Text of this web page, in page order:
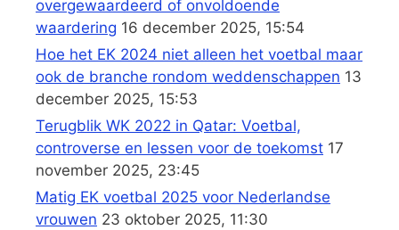
overgewaardeerd of onvoldoende
waardering 16 december 2025, 15:54
Hoe het EK 2024 niet alleen het voetbal maar
ook de branche rondom weddenschappen 13
december 2025, 15:53
Terugblik WK 2022 in Qatar: Voetbal,
controverse en lessen voor de toekomst 17
november 2025, 23:45
Matig EK voetbal 2025 voor Nederlandse
vrouwen 23 oktober 2025, 11:30